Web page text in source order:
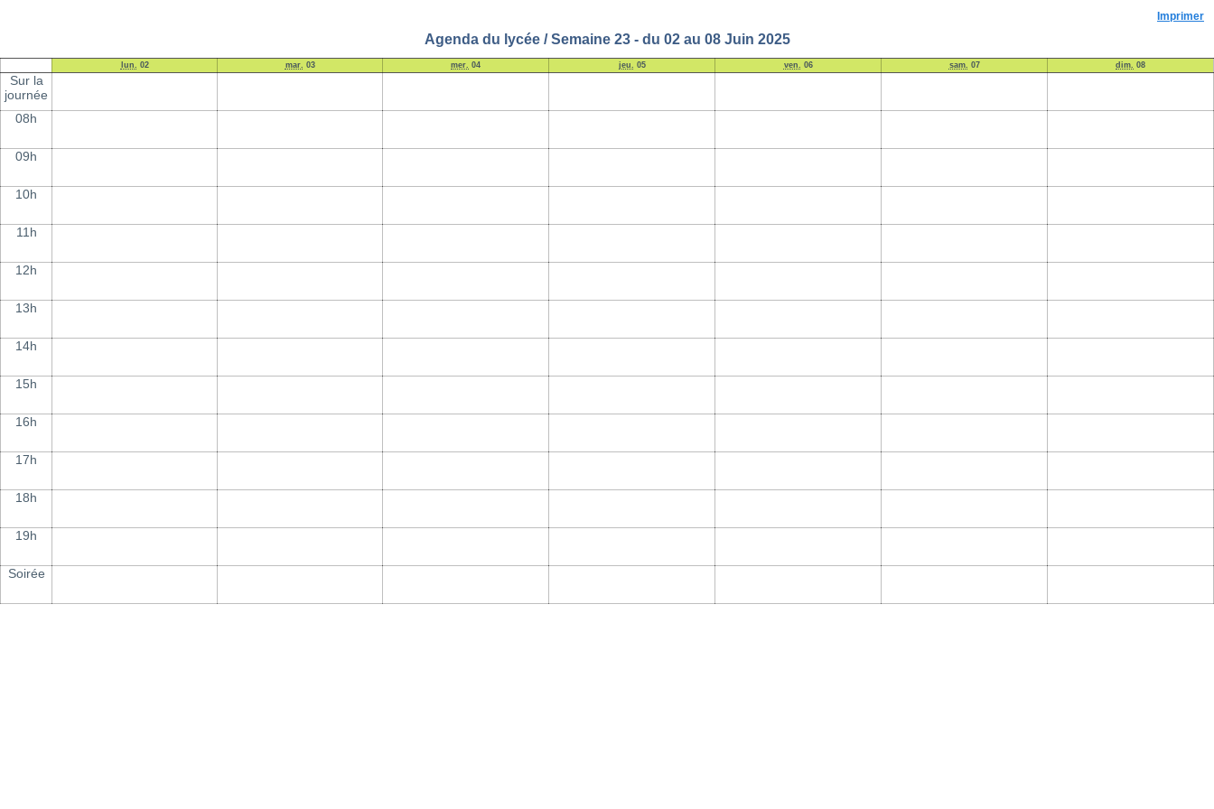
Imprimer
Agenda du lycée / Semaine 23 - du 02 au 08 Juin 2025
lun. 02 mar. 03 mer. 04 jeu. 05 ven. 06 sam. 07 dim. 08
Sur la
journée
08h
09h
10h
11h
12h
13h
14h
15h
16h
17h
18h
19h
Soirée